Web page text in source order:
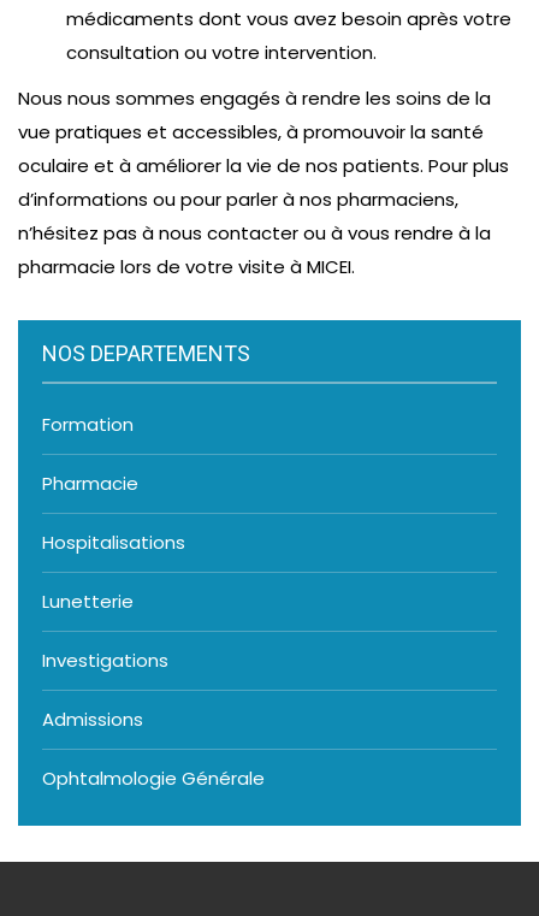
médicaments dont vous avez besoin après votre
consultation ou votre intervention.
Nous nous sommes engagés à rendre les soins de la
vue pratiques et accessibles, à promouvoir la santé
oculaire et à améliorer la vie de nos patients. Pour plus
d’informations ou pour parler à nos pharmaciens,
n’hésitez pas à nous contacter ou à vous rendre à la
pharmacie lors de votre visite à MICEI.
Hospitalisations/General Ophthalmology/
Investigations/Training
département de la rétine, est un chirurgien
vitréo-rétinien et un ophtalmologiste…
Read more
Afetane Evina Ted G, MD
In-Patient
vice d’ophtalmologie pédiatrique et chef du
service d’orbite et d’oculoplastie, est ophtal…
NOS DEPARTEMENTS
Formation
Pharmacie
Hospitalisations
Lunetterie
Investigations
Admissions
Ophtalmologie Générale